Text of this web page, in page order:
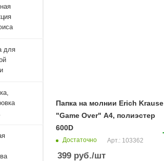
Папка на молнии Erich Krause
"Game Over" А4, полиэстер
600D
Достаточно Арт.: 103362
399 руб./шт
для